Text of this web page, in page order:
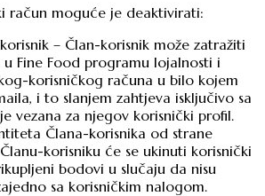
račun moguće je deaktivirati:
– Član-korisnik može zatražiti
Fine Food programu lojalnosti i
korisničkog računa u bilo kojem
i to slanjem zahtjeva isključivo sa
vezana za njegov korisnički profil.
Člana-korisnika od strane
korisniku će se ukinuti korisnički
bodovi u slučaju da nisu
sa korisničkim nalogom.